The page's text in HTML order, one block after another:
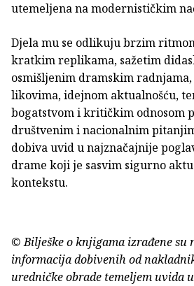
utemeljena na modernističkim
Djela mu se odlikuju brzim
kratkim replikama, sažetim
osmišljenim dramskim
likovima, idejnom aktualnošću,
bogatstvom i kritičkim odnosom
društvenim i nacionalnim
dobiva uvid u najznačajnije
drame koji je sasvim sigurno
kontekstu.
© Bilješke o knjigama izrađene su
informacija dobivenih od
uredničke obrade temeljem uvida